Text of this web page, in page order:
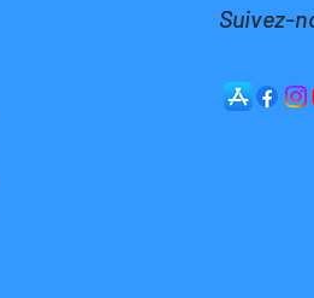
Suivez-